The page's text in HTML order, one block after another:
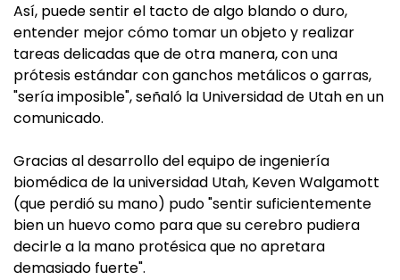
Así, puede sentir el tacto de algo blando o duro,
entender mejor cómo tomar un objeto y realizar
tareas delicadas que de otra manera, con una
prótesis estándar con ganchos metálicos o garras,
"sería imposible", señaló la Universidad de Utah en un
comunicado.
Gracias al desarrollo del equipo de ingeniería
biomédica de la universidad Utah, Keven Walgamott
(que perdió su mano) pudo "sentir suficientemente
bien un huevo como para que su cerebro pudiera
decirle a la mano protésica que no apretara
demasiado fuerte".